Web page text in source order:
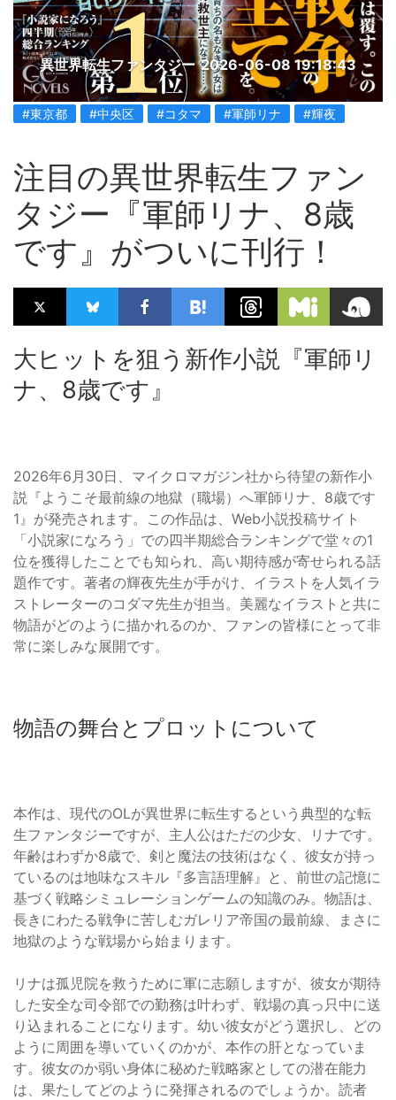
異世界転生ファンタジー 2026-06-08 19:18:43
#東京都 #中央区 #コタマ #軍師リナ #輝夜
注目の異世界転生ファン
タジー『軍師リナ、8歳
です』がついに刊行！
大ヒットを狙う新作小説『軍師リ
ナ、8歳です』
2026年6月30日、マイクロマガジン社から待望の新作小
説『ようこそ最前線の地獄（職場）へ軍師リナ、8歳です
1』が発売されます。この作品は、Web小説投稿サイト
「小説家になろう」での四半期総合ランキングで堂々の1
位を獲得したことでも知られ、高い期待感が寄せられる話
題作です。著者の輝夜先生が手がけ、イラストを人気イラ
ストレーターのコダマ先生が担当。美麗なイラストと共に
物語がどのように描かれるのか、ファンの皆様にとって非
常に楽しみな展開です。
物語の舞台とプロットについて
本作は、現代のOLが異世界に転生するという典型的な転
生ファンタジーですが、主人公はただの少女、リナです。
年齢はわずか8歳で、剣と魔法の技術はなく、彼女が持っ
ているのは地味なスキル『多言語理解』と、前世の記憶に
基づく戦略シミュレーションゲームの知識のみ。物語は、
長きにわたる戦争に苦しむガレリア帝国の最前線、まさに
地獄のような戦場から始まります。
リナは孤児院を救うために軍に志願しますが、彼女が期待
した安全な司令部での勤務は叶わず、戦場の真っ只中に送
り込まれることになります。幼い彼女がどう選択し、どの
ように周囲を導いていくのかが、本作の肝となっていま
す。彼女のか弱い身体に秘めた戦略家としての潜在能力
は、果たしてどのように発揮されるのでしょうか。読者